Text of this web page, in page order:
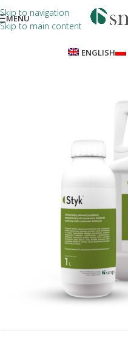
Skip to navigation
Skip to main content
MENU
ENGLISH